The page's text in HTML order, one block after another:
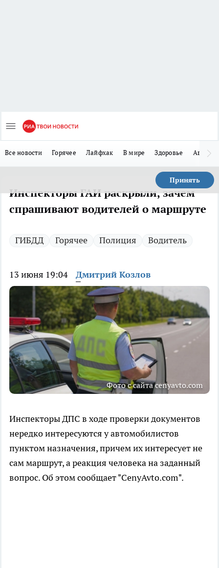
Все новости Горячее Лайфхак В мире Здоровье Авто
Принять
Инспекторы ГАИ раскрыли, зачем
спрашивают водителей о маршруте
ГИБДД Горячее Полиция Водитель
13 июня 19:04 Дмитрий Козлов
Фото с сайта cenyavto.com
Инспекторы ДПС в ходе проверки документов
нередко интересуются у автомобилистов
пунктом назначения, причем их интересует не
сам маршрут, а реакция человека на заданный
вопрос. Об этом сообщает "CenyAvto.com".